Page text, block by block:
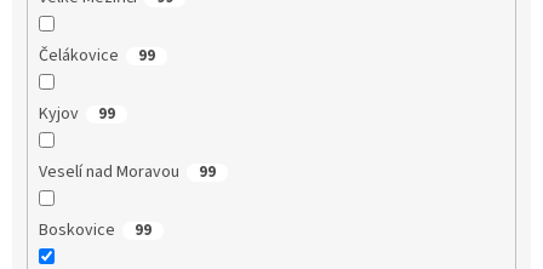
Čelákovice 99
Kyjov 99
Veselí nad Moravou 99
Boskovice 99